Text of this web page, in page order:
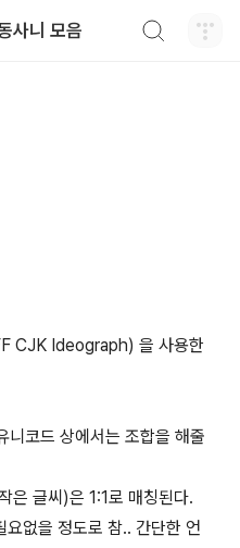
사니 모음
CJK Ideograph) 을 사용한
코드 상에서는 조합을 해줄
은 글씨)은 1:1로 매칭된다.
없을 정도로 참.. 간단한 언